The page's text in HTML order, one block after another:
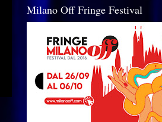
Milano Off Fringe Festival